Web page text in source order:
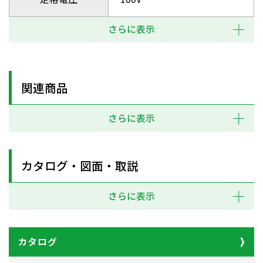
さらに表示
関連商品
さらに表示
カタログ・図面・取説
さらに表示
カタログ